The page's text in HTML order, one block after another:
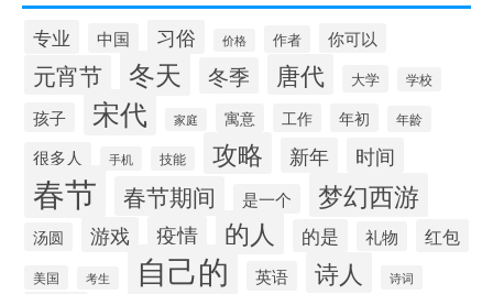
专业 中国 习俗 价格 作者 你可以
元宵节 冬天 冬季 唐代 大学 学校
孩子 宋代 家庭 寓意 工作 年初 年龄
很多人 手机 技能 攻略 新年 时间
春节 春节期间 是一个 梦幻西游
汤圆 游戏 疫情 的人 的是 礼物 红包
美国 考生 自己的 英语 诗人 诗词